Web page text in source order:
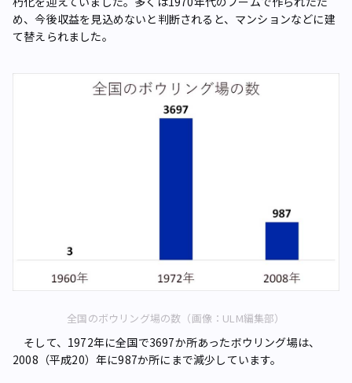
め、今後収益を見込めないと判断されると、マンションなどに建
て替えられました。
全国のボウリング場の数（画像：ULM編集部）
そして、1972年に全国で3697か所あったボウリング場は、
2008（平成20）年に987か所にまで減少しています。